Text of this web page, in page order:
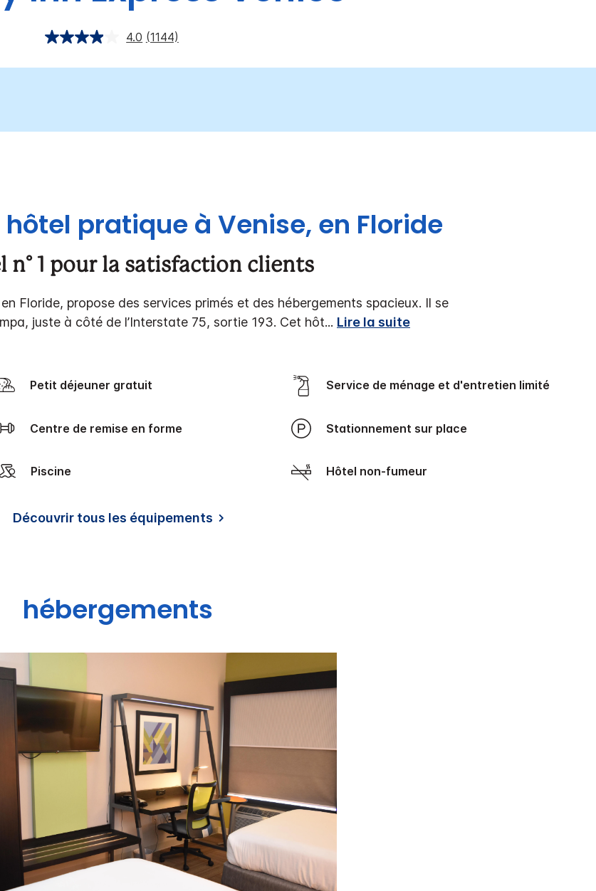
4.0 (1144)
pratique à Venise, en Floride
n° 1 pour la satisfaction clients
Floride, propose des services primés et des hébergements spacieux. Il se
juste à côté de l’Interstate 75, sortie 193. Cet hôt... Lire la suite
Petit déjeuner gratuit Service de ménage et d'entretien limité
Centre de remise en forme Stationnement sur place
Piscine Hôtel non-fumeur
Découvrir tous les équipements
hébergements